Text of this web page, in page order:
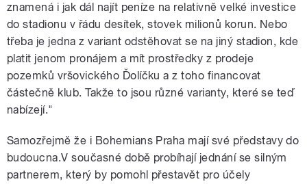
znamená i jak dál najít peníze na relativně velké investice
do stadionu v řádu desítek, stovek milionů korun. Nebo
třeba je jedna z variant odstěhovat se na jiný stadion, kde
platit jenom pronájem a mít prostředky z prodeje
pozemků vršovického Ďolíčku a z toho financovat
částečně klub. Takže to jsou různé varianty, které se teď
nabízejí."
Samozřejmě že i Bohemians Praha mají své představy do
budoucna.V současné době probíhají jednání se silným
partnerem, který by pomohl přestavět pro účely